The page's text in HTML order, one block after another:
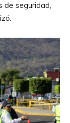
de seguridad,